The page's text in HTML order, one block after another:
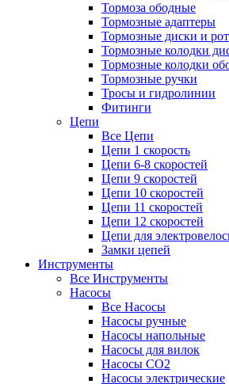
Тормоза ободные
Тормозные адаптеры
Тормозные диски и
Тормозные колодки
Тормозные колодки
Тормозные ручки
Тросы и гидролинии
Фитинги
Цепи
Все Цепи
Цепи 1 скорость
Цепи 6-8 скоростей
Цепи 9 скоростей
Цепи 10 скоростей
Цепи 11 скоростей
Цепи 12 скоростей
Цепи для
Замки цепей
Инструменты
Все Инструменты
Насосы
Все Насосы
Насосы ручные
Насосы напольные
Насосы для вилок
Насосы CO2
Насосы электрические